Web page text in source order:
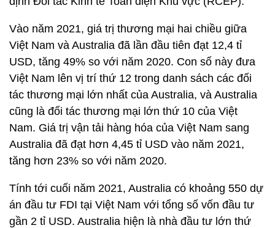
Vào năm 2021, giá trị thương mại hai chiều giữa
Việt Nam và Australia đã lần đầu tiên đạt 12,4 tỉ
USD, tăng 49% so với năm 2020. Con số này đưa
Việt Nam lên vị trí thứ 12 trong danh sách các đối
tác thương mại lớn nhất của Australia, và Australia
cũng là đối tác thương mại lớn thứ 10 của Việt
Nam. Giá trị vận tải hàng hóa của Việt Nam sang
Australia đã đạt hơn 4,45 tỉ USD vào năm 2021,
tăng hơn 23% so với năm 2020.
Tính tới cuối năm 2021, Australia có khoảng 550 dự
án đầu tư FDI tại Việt Nam với tổng số vốn đầu tư
gần 2 tỉ USD. Australia hiện là nhà đầu tư lớn thứ